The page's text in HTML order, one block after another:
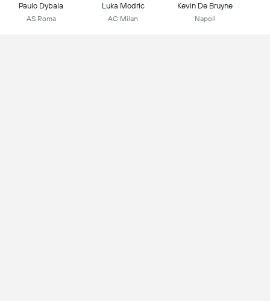
Paulo Dybala
AS Roma
Luka Modric
AC Milan
Kevin De Bruyne
Napoli